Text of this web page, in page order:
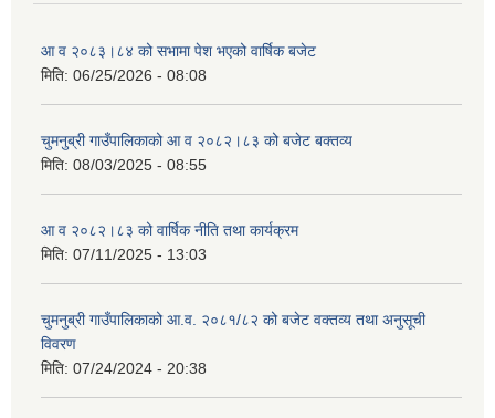
आ व २०८३।८४ को सभामा पेश भएको वार्षिक बजेट
मिति: 06/25/2026 - 08:08
चुमनुब्री गाउँपालिकाको आ व २०८२।८३ को बजेट बक्तव्य
मिति: 08/03/2025 - 08:55
आ व २०८२।८३ को वार्षिक नीति तथा कार्यक्रम
मिति: 07/11/2025 - 13:03
चुमनुब्री गाउँपालिकाको आ.व. २०८१/८२ को बजेट वक्तव्य तथा अनुसूची
विवरण
मिति: 07/24/2024 - 20:38